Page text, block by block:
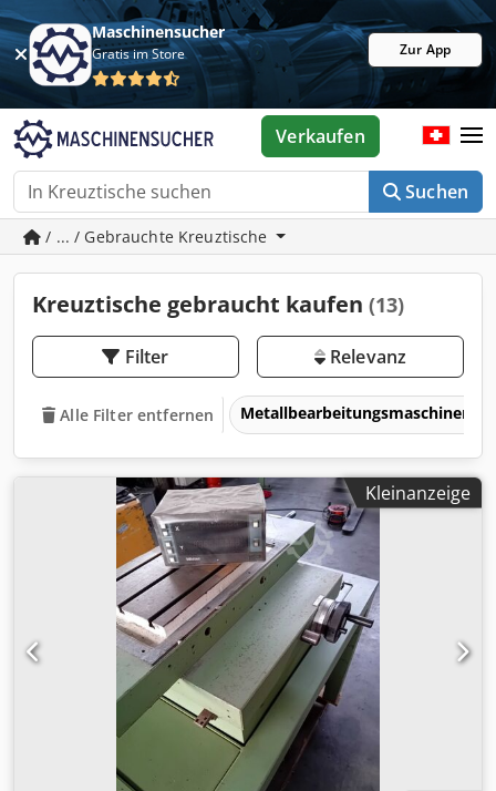
Maschinensucher
Gratis im Store Zur App
Suchen
Verkaufen
/ ... / Gebrauchte Kreuztische
Kreuztische gebraucht kaufen (13)
Filter Relevanz
Alle Filter entfernen Metallbearbeitungsmaschinen
Kleinanzeige